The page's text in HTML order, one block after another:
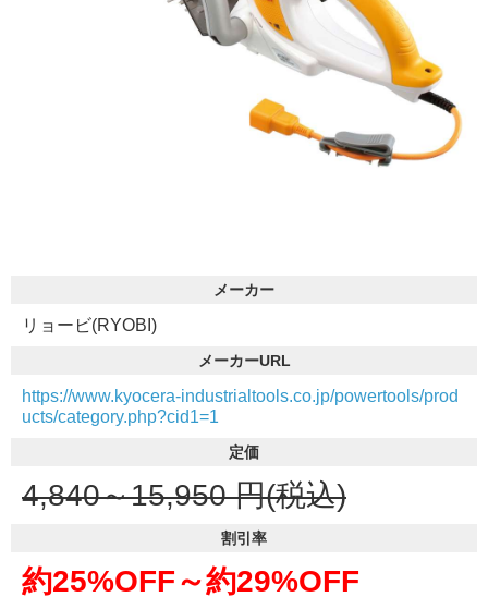
メーカー
リョービ(RYOBI)
メーカーURL
https://www.kyocera-industrialtools.co.jp/powertools/prod
ucts/category.php?cid1=1
定価
4,840～15,950 円(税込)
割引率
約25%OFF～約29%OFF